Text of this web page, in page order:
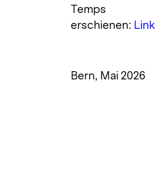
Temps
erschienen: Link
Bern, Mai 2026